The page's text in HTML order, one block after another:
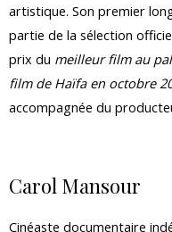
artistique. Son premier
partie de la sélection
prix du meilleur film au
film de Haïfa en octobre
accompagnée du
Carol Mansour
Cinéaste documentaire